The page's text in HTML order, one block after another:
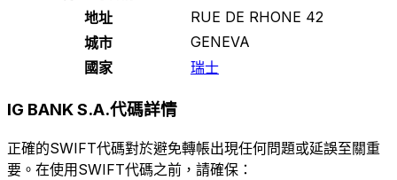
地址
RUE DE RHONE 42
城市
GENEVA
國家
瑞士
IG BANK S.A.代碼詳情
正確的SWIFT代碼對於避免轉帳出現任何問題或延誤至關重
要。在使用SWIFT代碼之前，請確保：